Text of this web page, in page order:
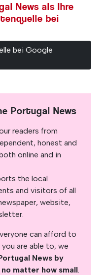
News als Ihre
bei
bei Google
Portugal News
readers from
honest and
online and in
the local
and visitors of all
website,
can afford to
are able to, we
News by
matter how small